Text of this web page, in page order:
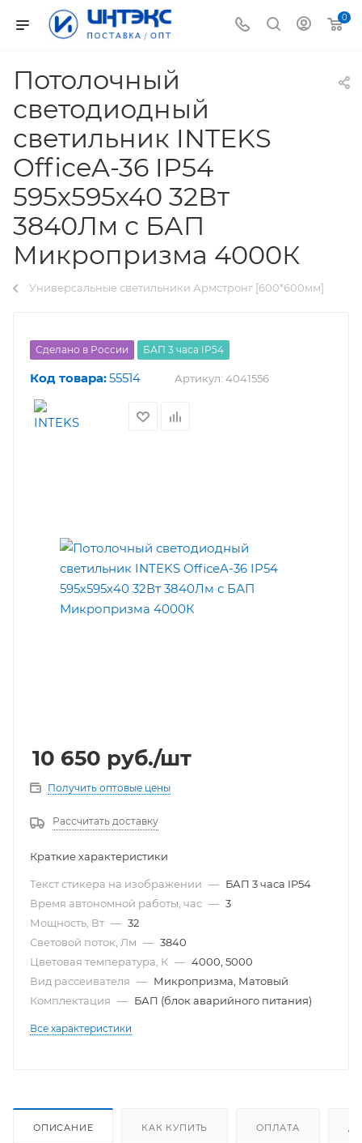
0
Потолочный
светодиодный
светильник INTEKS
OfficeA-36 IP54
595х595х40 32Вт
3840Лм с БАП
Микропризма 4000К
Универсальные светильники Армстронг [600*600мм]
Сделано в России БАП 3 часа IP54
Код товара:55514 Артикул: 4041556
10 650 руб./шт
Получить оптовые цены
Рассчитать доставку
Краткие характеристики
Текст стикера на изображении — БАП 3 часа IP54
Время автономной работы, час — 3
Мощность, Вт — 32
Световой поток, Лм — 3840
Цветовая температура, К — 4000, 5000
Вид рассеивателя — Микропризма, Матовый
Комплектация — БАП (блок аварийного питания)
Все характеристики
ОПИСАНИЕ КАК КУПИТЬ ОПЛАТА